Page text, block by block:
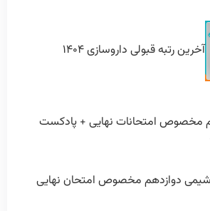
آخرین رتبه قبولی داروسازی ۱۴۰۴
مخصوص امتحانات نهایی + پادکست
شیمی دوازدهم مخصوص امتحان نهایی